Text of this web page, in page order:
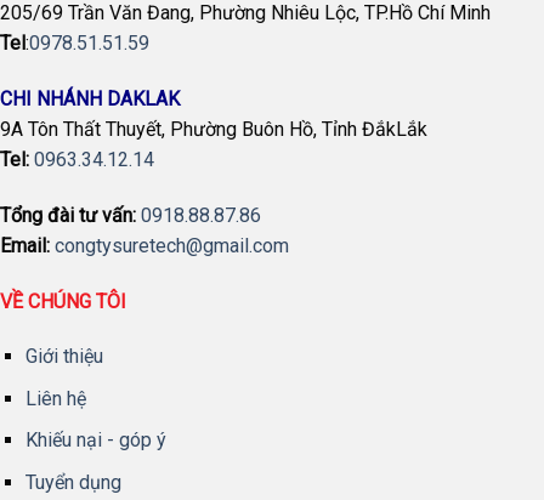
205/69 Trần Văn Đang, Phường Nhiêu Lộc, TP.Hồ Chí Minh
Tel:0978.51.51.59
CHI NHÁNH DAKLAK
9A Tôn Thất Thuyết, Phường Buôn Hồ, Tỉnh ĐắkLắk
Tel: 0963.34.12.14
Tổng đài tư vấn: 0918.88.87.86
Email: congtysuretech@gmail.com
VỀ CHÚNG TÔI
Giới thiệu
Liên hệ
Khiếu nại - góp ý
Tuyển dụng